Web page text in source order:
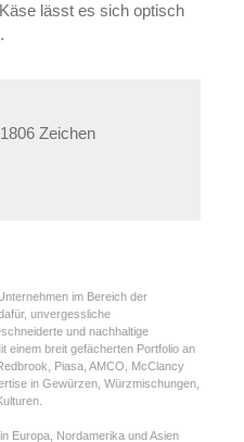
lässt es sich optisch
Zeichen
im Bereich der
unvergessliche
und nachhaltige
einem breit gefächerten Portfolio an
Piasa, AMCO, McClancy
in Gewürzen, Würzmischungen,
Europa, Nordamerika und Asien